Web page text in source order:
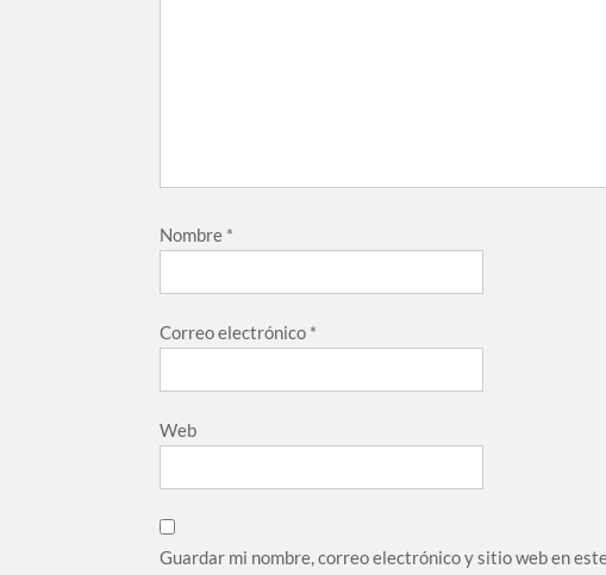
Nombre *
Correo electrónico *
Web
Guardar mi nombre, correo electrónico y sitio web en